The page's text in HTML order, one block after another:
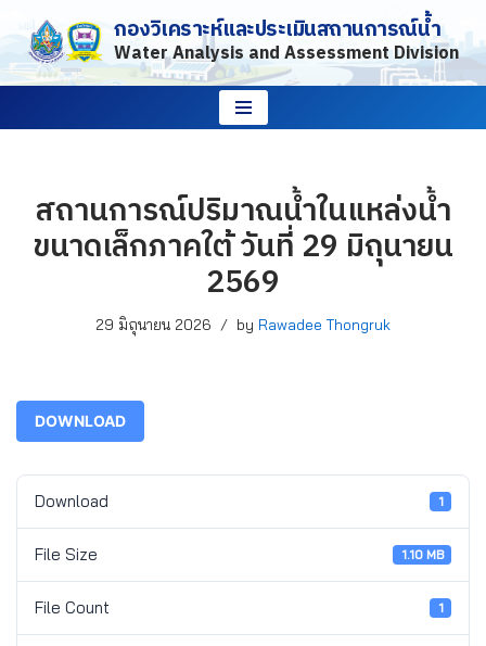
Skip
to
กองวิเคราะห์และประเมินสถานการณ์น้ำ
Water Analysis and Assessment Division
สถานการณ์ปริมาณน้ำในแหล่งน้ำ
ขนาดเล็กภาคใต้ วันที่ 29 มิถุนายน
2569
29 มิถุนายน 2026 by Rawadee Thongruk
DOWNLOAD
Download 1
File Size 1.10 MB
File Count 1